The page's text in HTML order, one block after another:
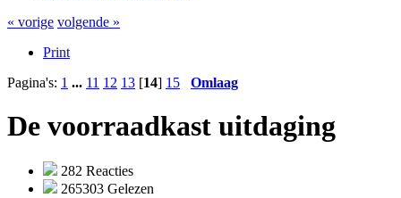
« vorige volgende »
Print
Pagina's: 1 ... 11 12 13 [14] 15 Omlaag
De voorraadkast uitdaging
282 Reacties
265303 Gelezen